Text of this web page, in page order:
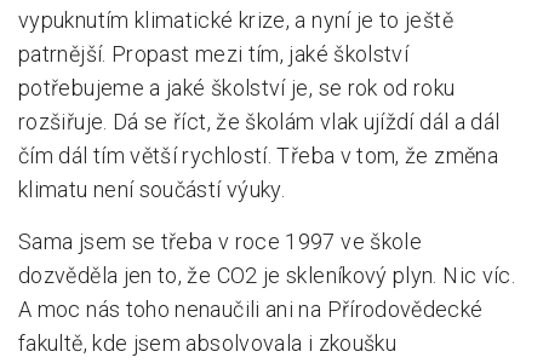
vypuknutím klimatické krize, a nyní je to ještě
patrnější. Propast mezi tím, jaké školství
potřebujeme a jaké školství je, se rok od roku
rozšiřuje. Dá se říct, že školám vlak ujíždí dál a dál
čím dál tím větší rychlostí. Třeba v tom, že změna
klimatu není součástí výuky.
Sama jsem se třeba v roce 1997 ve škole
dozvěděla jen to, že CO2 je skleníkový plyn. Nic víc.
A moc nás toho nenaučili ani na Přírodovědecké
fakultě, kde jsem absolvovala i zkoušku